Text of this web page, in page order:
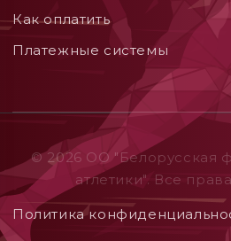
Как оплатить
Платежные системы
© 2026 ОO "Белорусская
атлетики". Все
Политика